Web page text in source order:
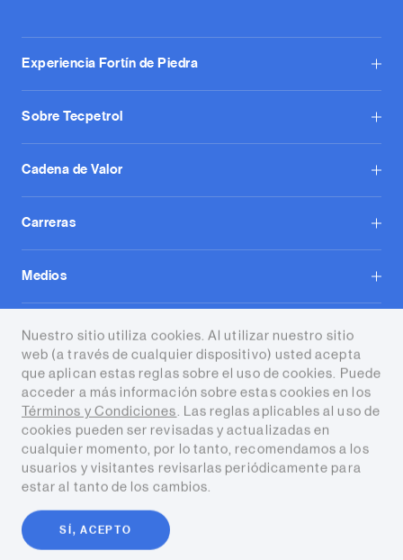
Experiencia Fortín de Piedra
Sobre Tecpetrol
Cadena de Valor
Carreras
Medios
Contacto
Copyright © 2026 Tecpetrol. Todos
los derechos reservados
Términos y condiciones
Nuestro sitio utiliza cookies. Al utilizar nuestro sitio
web (a través de cualquier dispositivo) usted acepta
que aplican estas reglas sobre el uso de cookies. Puede
acceder a más información sobre estas cookies en los
Términos y Condiciones . Las reglas aplicables al uso de
cookies pueden ser revisadas y actualizadas en
cualquier momento, por lo tanto, recomendamos a los
usuarios y visitantes revisarlas periódicamente para
estar al tanto de los cambios.
SÍ, ACEPTO